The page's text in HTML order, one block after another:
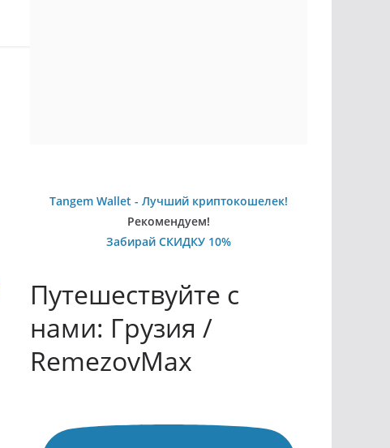
Tangem Wallet - Лучший криптокошелек!
Рекомендуем!
Забирай СКИДКУ 10%
Путешествуйте с
нами: Грузия /
RemezovMax